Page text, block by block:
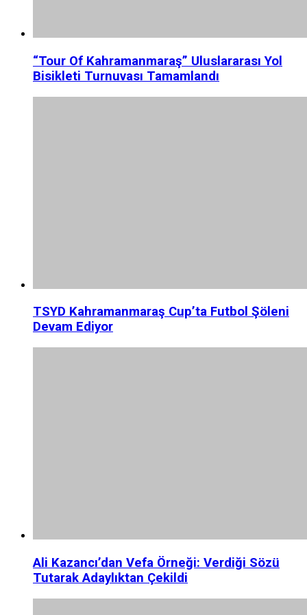
“Tour Of Kahramanmaraş” Uluslararası Yol
Bisikleti Turnuvası Tamamlandı
TSYD Kahramanmaraş Cup’ta Futbol Şöleni
Devam Ediyor
Ali Kazancı’dan Vefa Örneği: Verdiği Sözü
Tutarak Adaylıktan Çekildi